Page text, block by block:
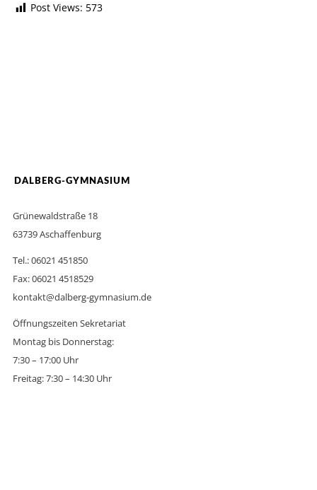
Post Views: 573
DALBERG-GYMNASIUM
Grünewaldstraße 18
63739 Aschaffenburg
Tel.: 06021 451850
Fax: 06021 4518529
kontakt@dalberg-gymnasium.de
Öffnungszeiten Sekretariat
Montag bis Donnerstag:
7:30 – 17:00 Uhr
Freitag: 7:30 – 14:30 Uhr